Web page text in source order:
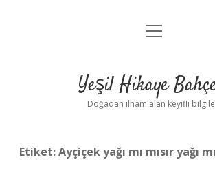
Anasayfa
Yasal Uyarı
menüyü
Yeşil Hikaye
Doğadan ilham alan keyifli
Etiket:Ayçiçek yağı mı mısır yağı mı